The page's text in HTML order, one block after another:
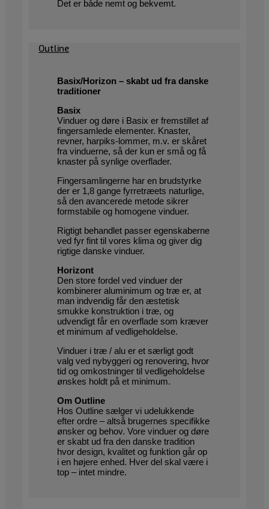
Det er både nemt og bekvemt.
Outline
Basix/Horizon – skabt ud fra danske
traditioner
Basix
Vinduer og døre i Basix er fremstillet af
fingersamlede elementer. Knaster,
revner, harpiks-lommer, m.v. er skåret
fra vinduerne, så der kun er små og få
knaster på synlige overflader.
Fingersamlingerne har en brudstyrke
der er 1,8 gange fyrretræets naturlige,
så den avancerede metode sikrer
formstabile og homogene vinduer.
Rigtigt behandlet passer egenskaberne
ved fyr fint til vores klima og giver dig
rigtige danske vinduer.
Horizont
Den store fordel ved vinduer der
kombinerer aluminimum og træ er, at
man indvendig får den æstetisk
smukke konstruktion i træ, og
udvendigt får en overflade som kræver
et minimum af vedligeholdelse.
Vinduer i træ / alu er et særligt godt
valg ved nybyggeri og renovering, hvor
tid og omkostninger til vedligeholdelse
ønskes holdt på et minimum.
Om Outline
Hos Outline sælger vi udelukkende
efter ordre – altså brugernes specifikke
ønsker og behov. Vore vinduer og døre
er skabt ud fra den danske tradition
hvor design, kvalitet og funktion går op
i en højere enhed. Hver del skal være i
top – intet mindre.